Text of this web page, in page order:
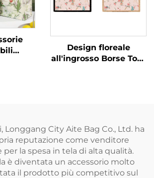
Design floreale
all'ingrosso Borse Tote
regalo
Longgang City Aite Bag Co., Ltd. ha
reputazione come venditore
per la spesa in tela di alta qualità.
è diventata un accessorio molto
il prodotto più competitivo sul